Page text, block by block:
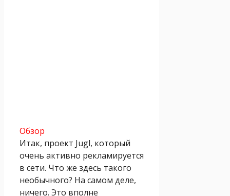
Обзор
Итак, проект Jugl, который
очень активно рекламируется
в сети. Что же здесь такого
необычного? На самом деле,
ничего. Это вполне